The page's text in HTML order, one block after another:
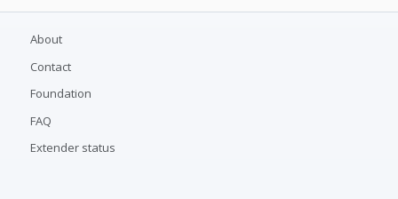
About
Contact
Foundation
FAQ
Extender status